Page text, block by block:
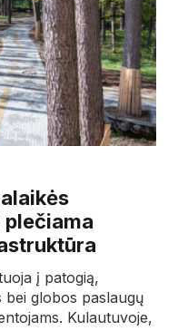
į patogią,
globos paslaugų
Kulautuvoje,